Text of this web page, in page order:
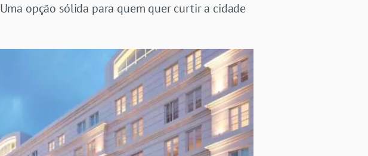
opção sólida para quem quer curtir a cidade